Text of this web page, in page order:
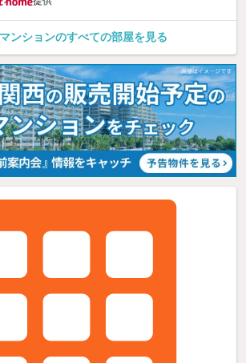
ンションのすべての部屋を見る